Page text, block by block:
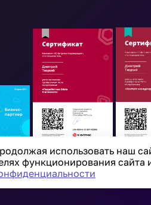
1256800002997
использовать наш
функционирования сайта